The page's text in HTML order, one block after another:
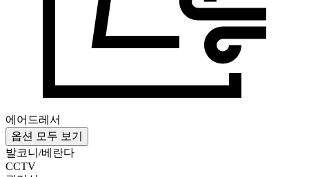
에어드레서
옵션 모두 보기
발코니/베란다
CCTV